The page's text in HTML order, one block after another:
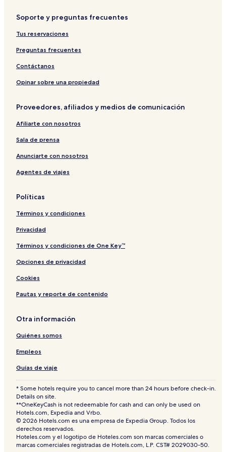
m
l
y
H
o
s
o
e
l
T
i
f
M
r
t
ę
g
H
e
S
p
a
Soporte y preguntas frecuentes
Tus reservaciones
Preguntas frecuentes
Contáctanos
Opinar sobre una propiedad
Proveedores, afiliados y medios de comunicación
Afiliarte con nosotros
Sala de prensa
Anunciarte con nosotros
Agentes de viajes
Políticas
Términos y condiciones
Privacidad
Términos y condiciones de One Key™
Opciones de privacidad
Cookies
Pautas y reporte de contenido
Otra información
Quiénes somos
Empleos
Guías de viaje
* Some hotels require you to cancel more than 24 hours before check-in.
Details on site.
**OneKeyCash is not redeemable for cash and can only be used on
Hotels.com, Expedia and Vrbo.
© 2026 Hotels.com es una empresa de Expedia Group. Todos los
derechos reservados.
Hoteles.com y el logotipo de Hoteles.com son marcas comerciales o
marcas comerciales registradas de Hotels.com, L.P. CST# 2029030-50.